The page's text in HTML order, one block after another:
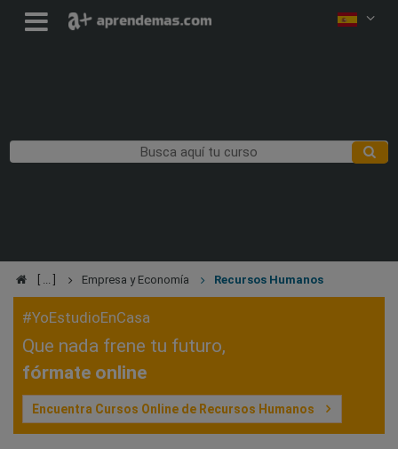
Empresa y Economía Recursos Humanos
#YoEstudioEnCasa
Que nada frene tu futuro,
fórmate online
Encuentra Cursos Online de Recursos Humanos